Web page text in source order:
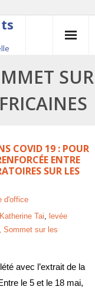
(0)1 84 16 35SUR
COVID 19 : POUR
ENTRE
SUR LES
d'office
Katherine Tai, levée
, Sommet sur les
avec l’extrait de la
le 5 et le 18 mai,